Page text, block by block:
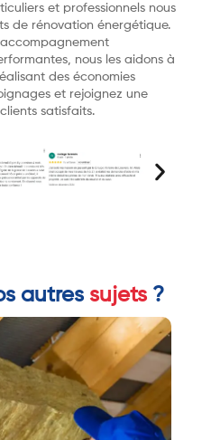
et professionnels nous
de rénovation énergétique.
nous les aidons à
des économies
et rejoignez une
satisfaits.
autres sujets ?